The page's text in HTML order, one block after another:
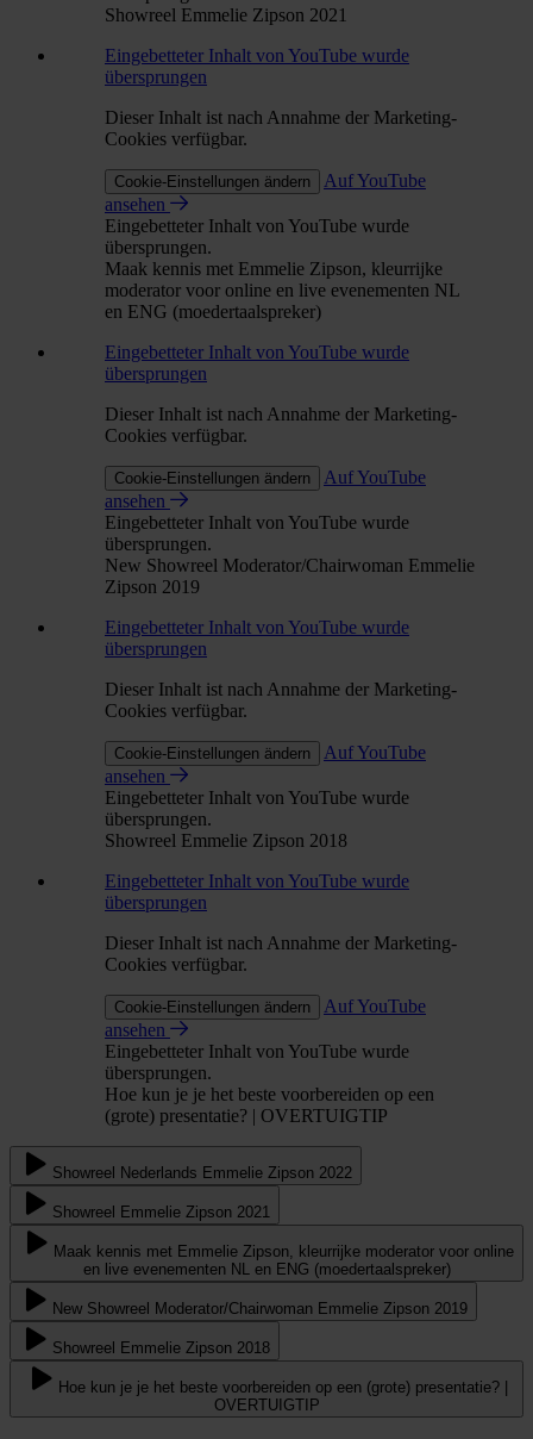
Showreel Emmelie Zipson 2021
Eingebetteter Inhalt von YouTube wurde
übersprungen
Dieser Inhalt ist nach Annahme der Marketing-
Cookies verfügbar.
Cookie-Einstellungen ändern
Auf YouTube
ansehen
Eingebetteter Inhalt von YouTube wurde
übersprungen.
Maak kennis met Emmelie Zipson, kleurrijke
moderator voor online en live evenementen NL
en ENG (moedertaalspreker)
Eingebetteter Inhalt von YouTube wurde
übersprungen
Dieser Inhalt ist nach Annahme der Marketing-
Cookies verfügbar.
Cookie-Einstellungen ändern
Auf YouTube
ansehen
Eingebetteter Inhalt von YouTube wurde
übersprungen.
New Showreel Moderator/Chairwoman Emmelie
Zipson 2019
Eingebetteter Inhalt von YouTube wurde
übersprungen
Dieser Inhalt ist nach Annahme der Marketing-
Cookies verfügbar.
Cookie-Einstellungen ändern
Auf YouTube
ansehen
Eingebetteter Inhalt von YouTube wurde
übersprungen.
Showreel Emmelie Zipson 2018
Eingebetteter Inhalt von YouTube wurde
übersprungen
Dieser Inhalt ist nach Annahme der Marketing-
Cookies verfügbar.
Cookie-Einstellungen ändern
Auf YouTube
ansehen
Eingebetteter Inhalt von YouTube wurde
übersprungen.
Hoe kun je je het beste voorbereiden op een
(grote) presentatie? | OVERTUIGTIP
Showreel Nederlands Emmelie Zipson 2022
Showreel Emmelie Zipson 2021
Maak kennis met Emmelie Zipson, kleurrijke moderator voor online
en live evenementen NL en ENG (moedertaalspreker)
New Showreel Moderator/Chairwoman Emmelie Zipson 2019
Showreel Emmelie Zipson 2018
Hoe kun je je het beste voorbereiden op een (grote) presentatie? |
OVERTUIGTIP